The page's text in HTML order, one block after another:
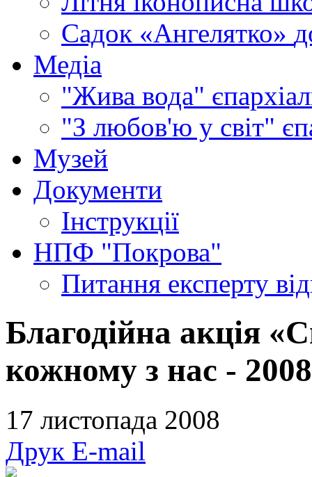
Садок «Ангелятко»
Медіа
"Жива вода"
"З любов'ю у світ"
Музей
Документи
Інструкції
НПФ "Покрова"
Питання експерту
Благодійна акція
кожному з нас -
17 листопада 2008
Друк E-mail